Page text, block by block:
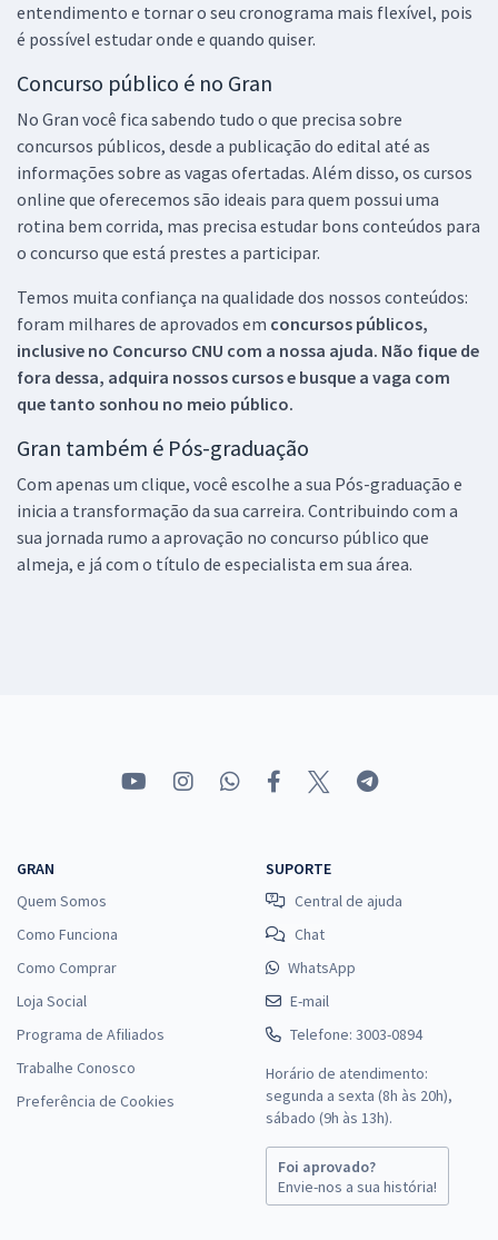
entendimento e tornar o seu cronograma mais flexível, pois
é possível estudar onde e quando quiser.
Concurso público é no Gran
No Gran você fica sabendo tudo o que precisa sobre
concursos públicos, desde a publicação do edital até as
informações sobre as vagas ofertadas. Além disso, os cursos
online que oferecemos são ideais para quem possui uma
rotina bem corrida, mas precisa estudar bons conteúdos para
o concurso que está prestes a participar.
Temos muita confiança na qualidade dos nossos conteúdos:
foram milhares de aprovados em concursos públicos,
inclusive no Concurso CNU com a nossa ajuda. Não fique de
fora dessa, adquira nossos cursos e busque a vaga com
que tanto sonhou no meio público.
Gran também é Pós-graduação
Com apenas um clique, você escolhe a sua Pós-graduação e
inicia a transformação da sua carreira. Contribuindo com a
sua jornada rumo a aprovação no concurso público que
almeja, e já com o título de especialista em sua área.
GRAN
Quem Somos
Como Funciona
Como Comprar
Loja Social
Programa de Afiliados
Trabalhe Conosco
Preferência de Cookies
SUPORTE
Central de ajuda
Chat
WhatsApp
E-mail
Telefone: 3003-0894
Horário de atendimento:
segunda a sexta (8h às 20h),
sábado (9h às 13h).
Foi aprovado?
Envie-nos a sua história!